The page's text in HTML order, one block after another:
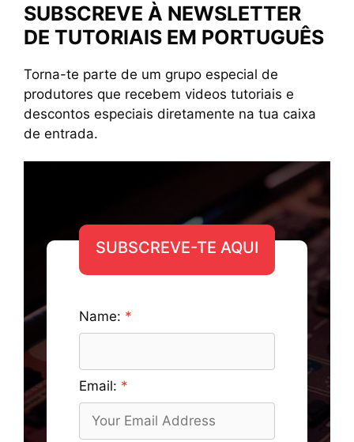
SUBSCREVE À NEWSLETTER
DE TUTORIAIS EM PORTUGUÊS
Torna-te parte de um grupo especial de
produtores que recebem videos tutoriais e
descontos especiais diretamente na tua caixa
de entrada.
SUBSCREVE-TE AQUI
Name:
Email: